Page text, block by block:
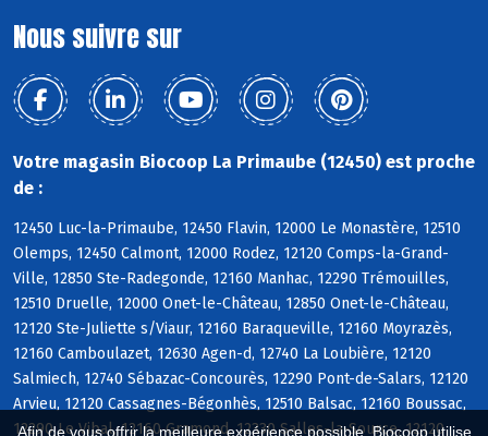
Afin de vous offrir la meilleure expérience possible, Biocoop utilise
Nous suivre sur
Votre magasin Biocoop La Primaube (12450) est proche
de :
12450 Luc-la-Primaube, 12450 Flavin, 12000 Le Monastère, 12510
Olemps, 12450 Calmont, 12000 Rodez, 12120 Comps-la-Grand-
Ville, 12850 Ste-Radegonde, 12160 Manhac, 12290 Trémouilles,
12510 Druelle, 12000 Onet-le-Château, 12850 Onet-le-Château,
12120 Ste-Juliette s/Viaur, 12160 Baraqueville, 12160 Moyrazès,
12160 Camboulazet, 12630 Agen-d, 12740 La Loubière, 12120
Salmiech, 12740 Sébazac-Concourès, 12290 Pont-de-Salars, 12120
Arvieu, 12120 Cassagnes-Bégonhès, 12510 Balsac, 12160 Boussac,
12290 Le Vibal, 12160 Gramond, 12330 Salles-la-Source, 12120